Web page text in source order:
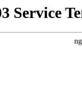
Service